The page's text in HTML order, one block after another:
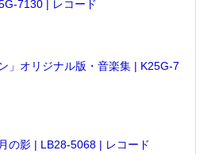
7130 | レコード
」オリジナル版・音楽集 | K25G-7
の影 | LB28-5068 | レコード